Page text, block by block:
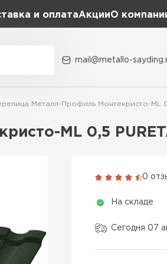
и оплатаАкцииО
Line
Line
Line
mail@metallo-
Металл-Профиль Монтекристо-ML
ML 0,5
0
На складе
Сегодня 07